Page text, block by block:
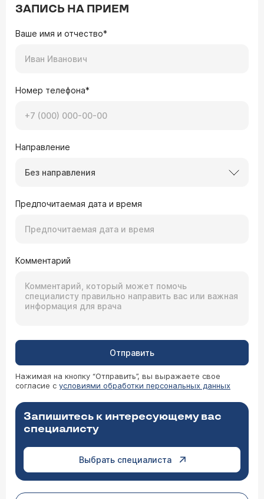
ЗАПИСЬ НА ПРИЕМ
Ваше имя и отчество*
Номер телефона*
Направление
Без направления
Предпочитаемая дата и время
Комментарий
Отправить
Нажимая на кнопку “Отправить”, вы выражаете свое
согласие с условиями обработки персональных данных
Запишитесь к интересующему вас
специалисту
Выбрать специалиста